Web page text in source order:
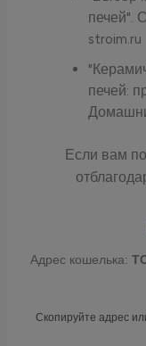
печей".
stroim.ru
печей:
Если вам
Адрес кошелька:
Скопируйте адрес